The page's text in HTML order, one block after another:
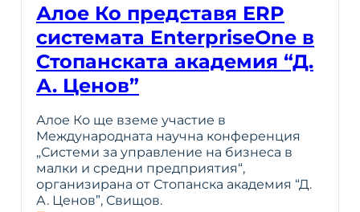
Алое Ко представя ERP
системата EnterpriseOne в
Стопанската академия “Д.
А. Ценов”
Алое Ко ще вземе участие в
Международната научна конференция
„Системи за управление на бизнеса в
малки и средни предприятия“,
организирана от Стопанска академия “Д.
А. Ценов”, Свищов.